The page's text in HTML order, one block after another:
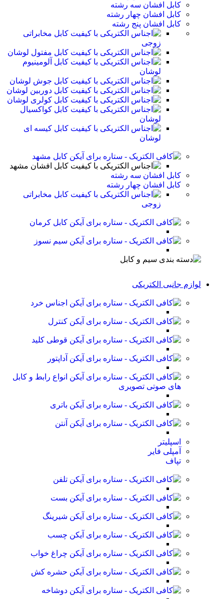
کابل افشان سه رشته
کابل افشان چهار رشته
کابل افشان پنج رشته
کابل مخابراتی
زوجی
کابل مفتول لوشان
کابل آلومینیوم
لوشان
کابل جوش لوشان
کابل دوربین لوشان
کابل کولری لوشان
کابل کواکسیال
لوشان
کابل کیسه ای
لوشان
کابل مشهد
کابل افشان مشهد
کابل افشان سه رشته
کابل افشان چهار رشته
کابل مخابراتی
زوجی
کابل کرمان
سیم نسوز
لوازم جانبی الکتریکی
اجناس خرد
کنترل
قوطی کلید
آداپتور
انواع رابط و کابل
های صوتی تصویری
باتری
آنتن
اسپلیتر
آمپلی فایر
تپاف
تلفن
بست
شیرینگ
چسب
چراغ خواب
حشره کش
دوشاخه